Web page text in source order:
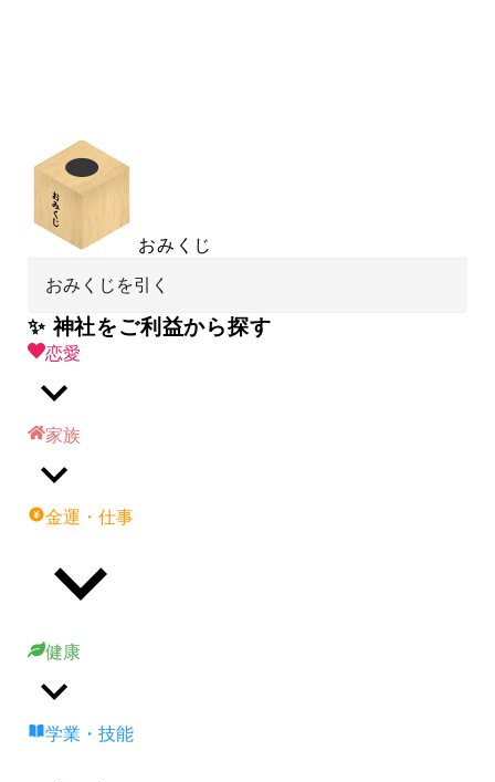
おみくじ
おみくじを引く
✨ 神社をご利益から探す
恋愛
家族
金運・仕事
健康
学業・技能